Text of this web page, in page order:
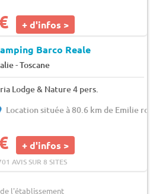
+ d'infos >
Barco Reale
-Toscane
Lodge & Nature 4 pers.
Location située à 80.6 km de Emilie
+ d'infos >
AVIS SUR 8 SITES
l'établissement